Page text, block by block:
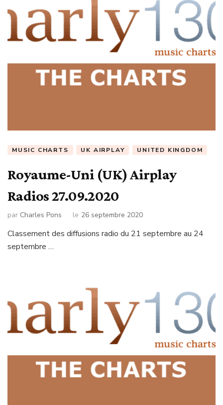
MUSIC CHARTS UK AIRPLAY UNITED KINGDOM
Royaume-Uni (UK) Airplay
Radios 27.09.2020
par Charles Pons le 26 septembre 2020
Classement des diffusions radio du 21 septembre au 24
septembre …